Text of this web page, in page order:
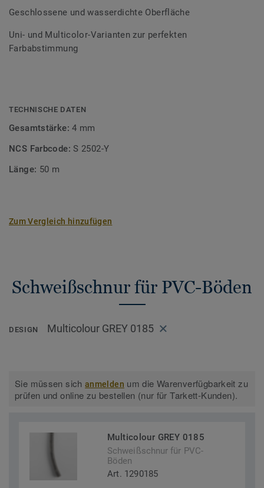
Geschlossene und wasserdichte Oberfläche
Uni- und Multicolor-Varianten zur perfekten
Farbabstimmung
TECHNISCHE DATEN
Gesamtstärke:4 mm
NCS Farbcode:S 2502-Y
Länge: 50 m
Zum Vergleich hinzufügen
Schweißschnur für PVC-Böden
DESIGN Multicolour GREY 0185
Sie müssen sichanmelden um die Warenverfügbarkeit zu
prüfen und online zu bestellen (nur für Tarkett-Kunden).
Multicolour GREY 0185
Schweißschnur für PVC-
Böden
Art. 1290185